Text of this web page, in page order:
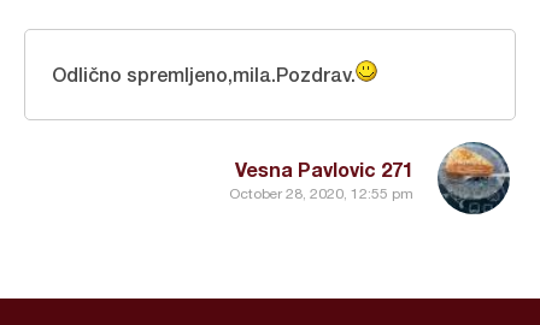
Vesna Pavlovic 271
October 28, 2020, 12:55 pm
Odlično spremljeno,mila.Pozdrav.